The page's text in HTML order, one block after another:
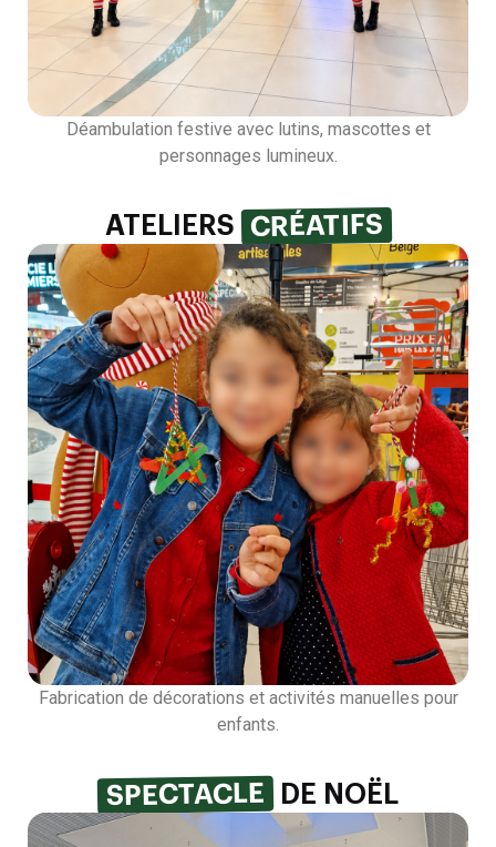
Déambulation festive avec lutins, mascottes et
personnages lumineux.
ATELIERS CRÉATIFS
Fabrication de décorations et activités manuelles pour
enfants.
SPECTACLE DE NOËL